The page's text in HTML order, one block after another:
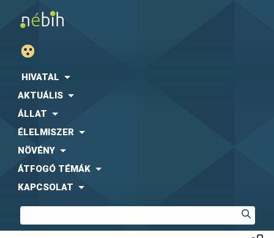
HIVATAL
AKTUÁLIS
ÁLLAT
ÉLELMISZER
NÖVÉNY
ÁTFOGÓ TÉMÁK
KAPCSOLAT